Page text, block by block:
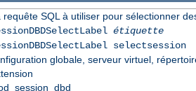
requête SQL à utiliser pour sélectionner
étiquette
selectsession
globale, serveur virtuel,